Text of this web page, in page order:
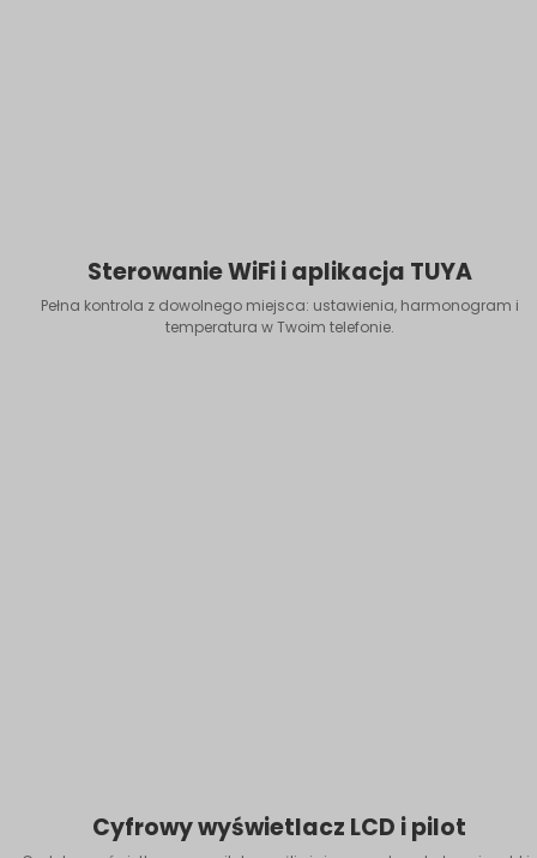
Sterowanie WiFi i aplikacja TUYA
Pełna kontrola z dowolnego miejsca: ustawienia, harmonogram i
temperatura w Twoim telefonie.
Cyfrowy wyświetlacz LCD i pilot